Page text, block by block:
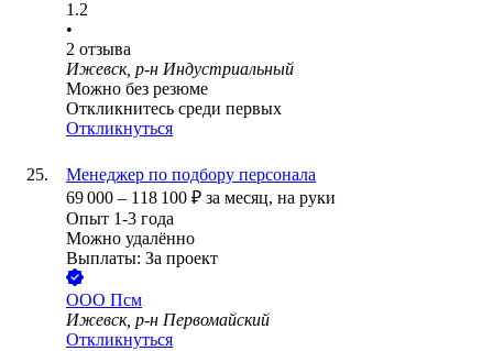
1.2
•
2 отзыва
Ижевск, р-н Индустриальный
Можно без резюме
Откликнитесь среди первых
Откликнуться
Менеджер по подбору персонала
69 000 – 118 100 ₽ за месяц, на руки
Опыт 1-3 года
Можно удалённо
Выплаты: За проект
ООО Псм
Ижевск, р-н Первомайский
Откликнуться